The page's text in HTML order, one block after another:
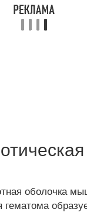
оболочка
гематома